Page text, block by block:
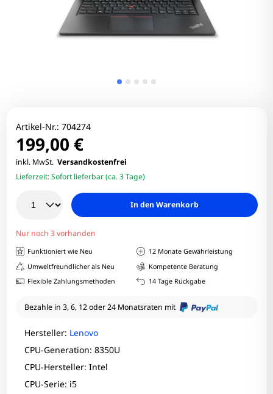
Artikel-Nr.: 704274
199,00 €
inkl. MwSt. Versandkostenfrei
Lieferzeit:Sofort lieferbar (ca. 3 Tage)
In den Warenkorb
Nur noch 3 vorhanden
Funktioniert wie Neu
12 Monate Gewährleistung
Umweltfreundlicher als Neu
Kompetente Beratung
Flexible Zahlungsmethoden
14 Tage Rückgabe
Bezahle in 3, 6, 12 oder 24 Monatsraten mit
Hersteller: Lenovo
CPU-Generation: 8350U
CPU-Hersteller: Intel
CPU-Serie: i5